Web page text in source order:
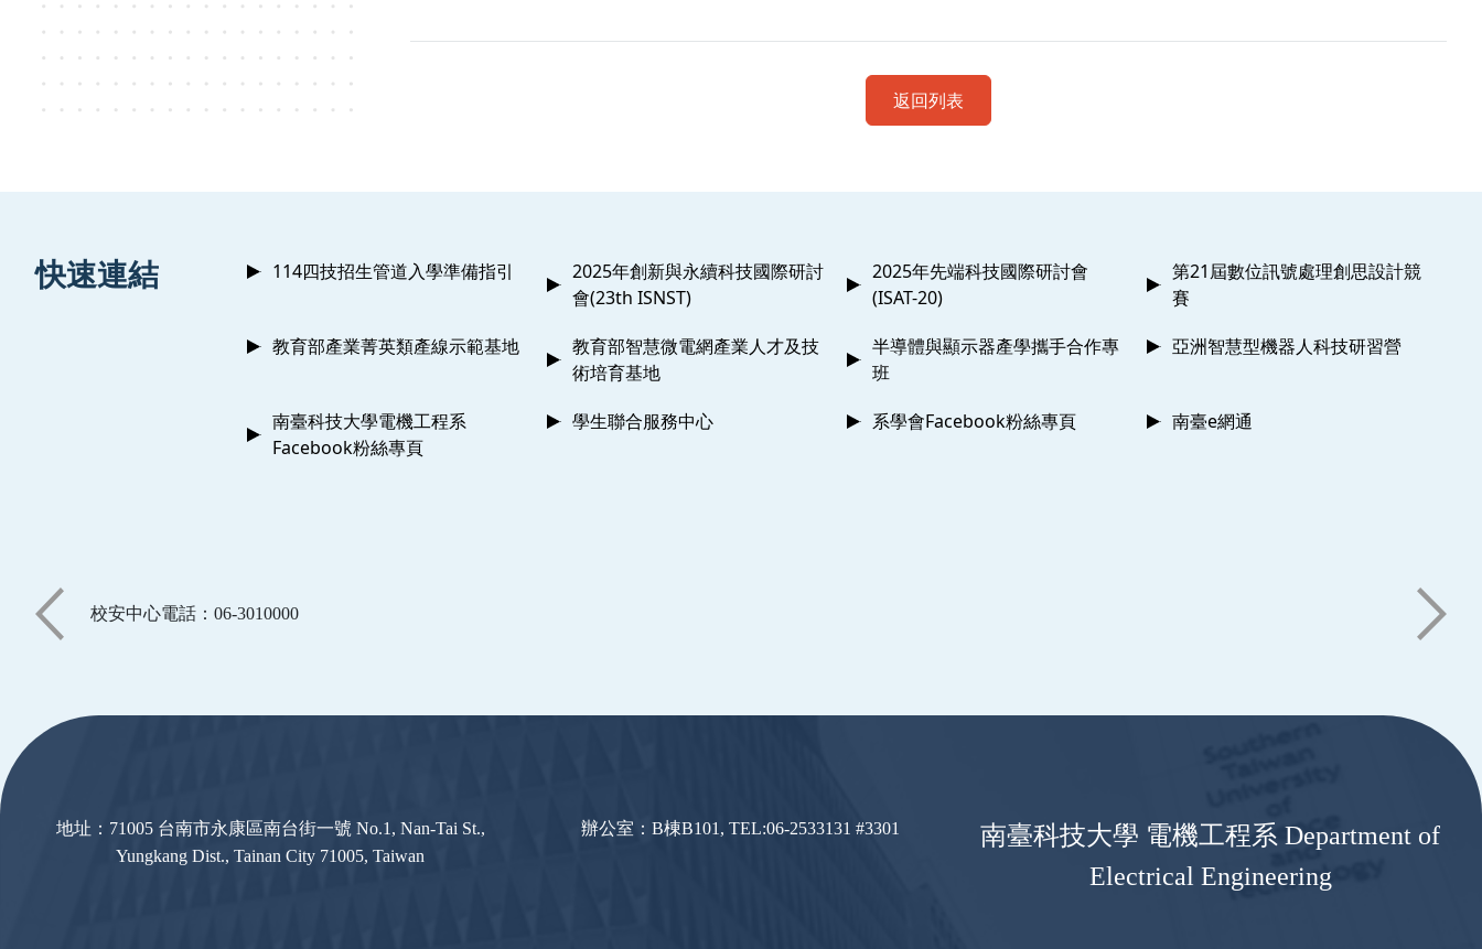
返回列表
快速連結 114四技招生管道入學準備指引
2025年創新與永續科技國際研討
會(23th ISNST)
2025年先端科技國際研討會
(ISAT-20)
第21屆數位訊號處理創思設計競
賽
教育部產業菁英類產線示範基地
教育部智慧微電網產業人才及技
術培育基地
半導體與顯示器產學攜手合作專
班
亞洲智慧型機器人科技研習營
南臺科技大學電機工程系
Facebook粉絲專頁
學生聯合服務中心 系學會Facebook粉絲專頁 南臺e網通
校安中心電話：06-3010000
南臺科技大學 電機工程系 Department of
Electrical Engineering
地址：71005 台南市永康區南台街一號 No.1, Nan-Tai St.,
Yungkang Dist., Tainan City 71005, Taiwan
辦公室：B棟B101, TEL:06-2533131 #3301